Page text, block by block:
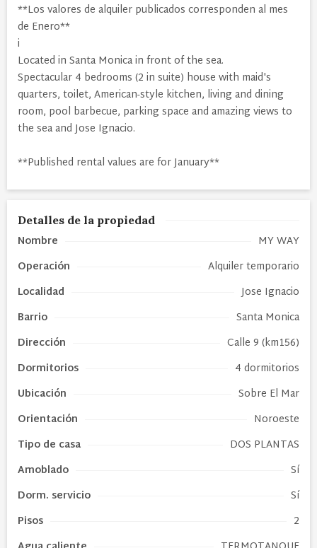
**Los valores de alquiler publicados corresponden al mes
de Enero**
i
Located in Santa Monica in front of the sea.
Spectacular 4 bedrooms (2 in suite) house with maid's
quarters, toilet, American-style kitchen, living and dining
room, pool barbecue, parking space and amazing views to
the sea and Jose Ignacio.
**Published rental values are for January**
Detalles de la propiedad
Nombre
MY WAY
Operación
Alquiler temporario
Localidad
Jose Ignacio
Barrio
Santa Monica
Dirección
Calle 9 (km156)
Dormitorios
4 dormitorios
Ubicación
Sobre El Mar
Orientación
Noroeste
Tipo de casa
DOS PLANTAS
Amoblado
Sí
Dorm. servicio
Sí
Pisos
2